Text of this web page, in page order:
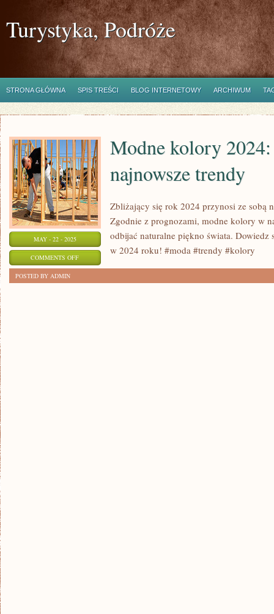
Turystyka, Podróże
STRONA GŁÓWNA SPIS TREŚCI BLOG INTERNETOWY ARCHIWUM
MAY - 22 - 2025
COMMENTS OFFON
Modne kolory
najnowsze trendy
Zbliżający się rok 2024 przynosi ze sobą
Zgodnie z prognozami, modne kolory w
odbijać naturalne piękno świata.
w 2024 roku! #moda #trendy #kolory
POSTED BY ADMIN